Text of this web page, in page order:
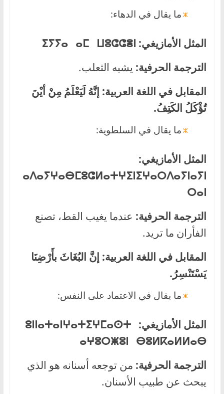
ما يقال في الدهاء:
المثل الأمازيغي: ⵉⵢⵢⴰ ⴰⵎ ⵡⵓⵛⵛⴻⵏ
الترجمة الحرفية: يشبه الثعلب.
المقابل في اللغة العربية: إنَّهُ لَيَعْلَمُ مِنْ أيْنَ
تُؤْكَلُ الكَتِفُ.
ما يقال في السلطوية:
المثل الأمازيغي:
ⴰⴷⴰⵢⵖⴰⴱⵎⵓⵛⵍⴰⵜⵖⵉⵏⵉⵖⴰⵔⴷⴰⵢⵏⴰⵢⵏ
ⵔⴰⵏ
الترجمة الحرفية: عندما يغيب القط، تصنع
الفأران ما تريد.
المقابل في اللغة العربية: إنَّ البُغَاثَ بأَرْضِنَا
يَسْتَنْسِرُ.
ما يقال في الاعتماد على النفس:
المثل الأمازيغي: ⵓⵏⵏⴰⵜⴰⵏⵖⴰⵜⵉⵖⵎⴰⵙⵜ
ⴰⵖⵓⵔⵥⵓⵏ ⴱⵓⵍⴽⴰⵍⵍⴰⴱ
الترجمة الحرفية: من توجعه أسنانه هو الذي
يبحث عن طبيب الأسنان.